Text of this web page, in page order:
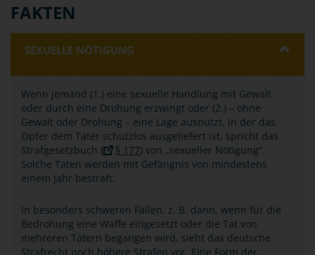
FAKTEN
SEXUELLE NÖTIGUNG
Wenn jemand (1.) eine sexuelle Handlung mit Gewalt
oder durch eine Drohung erzwingt oder (2.) – ohne
Gewalt oder Drohung – eine Lage ausnutzt, in der das
Opfer dem Täter schutzlos ausgeliefert ist, spricht das
Strafgesetzbuch (
§ 177) von „sexueller Nötigung“.
Solche Taten werden mit Gefängnis von mindestens
einem Jahr bestraft.
In besonders schweren Fällen, z. B. dann, wenn für die
Bedrohung eine Waffe eingesetzt oder die Tat von
mehreren Tätern begangen wird, sieht das deutsche
Strafrecht noch höhere Strafen vor. Eine Form der